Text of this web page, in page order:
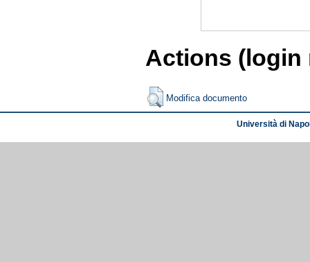
Actions (login
Modifica documento
Università di